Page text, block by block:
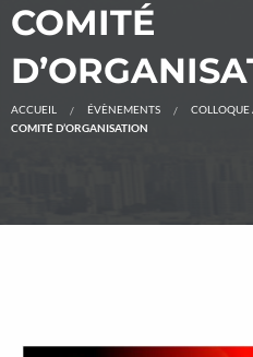
COMITÉ
ACCUEIL ÉVÈNEMENTS
COLLOQUE
COMITÉ D’ORGANISATION